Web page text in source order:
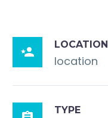

LOCATION
location
TYPE